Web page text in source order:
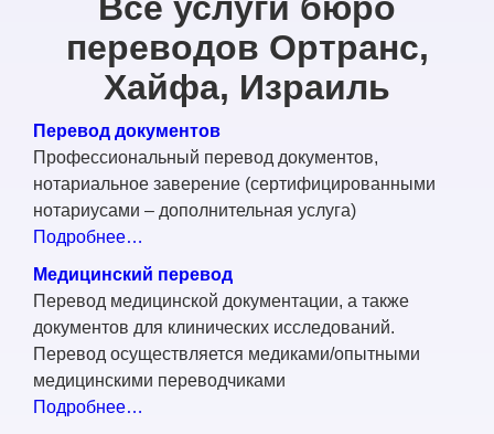
Все услуги бюро
переводов Ортранс,
Хайфа, Израиль
Перевод документов
Профессиональный перевод документов,
нотариальное заверение (сертифицированными
нотариусами – дополнительная услуга)
Подробнее…
Медицинский перевод
Перевод медицинской документации, а также
документов для клинических исследований.
Перевод осуществляется медиками/опытными
медицинскими переводчиками
Подробнее…